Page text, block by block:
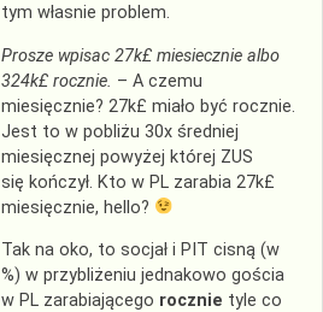
tym własnie problem.
Prosze wpisac 27k£ miesiecznie albo
324k£ rocznie. – A czemu
miesięcznie? 27k£ miało być rocznie.
Jest to w pobliżu 30x średniej
miesięcznej powyżej której ZUS
się kończył. Kto w PL zarabia 27k£
miesięcznie, hello?
Tak na oko, to socjał i PIT cisną (w
%) w przybliżeniu jednakowo gościa
w PL zarabiającego rocznie tyle co